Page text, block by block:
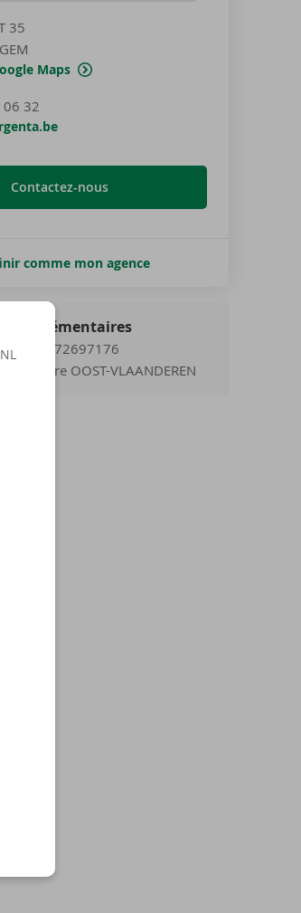
NL
35
Maps
06 32
Contactez-nous
comme mon agence
complémentaires
0672697176
judiciaire OOST-VLAANDEREN